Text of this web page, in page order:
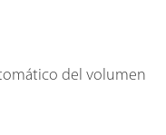
del volumen